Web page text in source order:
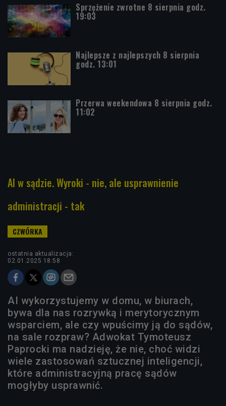
Sprzężenie zwrotne 8 sierpnia godz.
19:03
Najlepsze z najlepszych 8 sierpnia
godz. 13:01
Przerwa weekendowa 8 sierpnia godz.
11:02
AI w sądzie. Wyroki - nie, ale usprawnienie
administracji - tak
ostatnia aktualizacja:
02.01.2025 18:58
AI wykorzystujemy w domu, w biurach,
bywa dla nas rozrywką i merytorycznym
wsparciem, ale czy wpuścimy ją do sądów,
na sale rozpraw? Adwokat Tymoteusz
Paprocki ma nadzieję, że nie, choć widzi
wiele zastosowań sztucznej inteligencji,
które administracyjną pracę sądów
mogłyby usprawnić.